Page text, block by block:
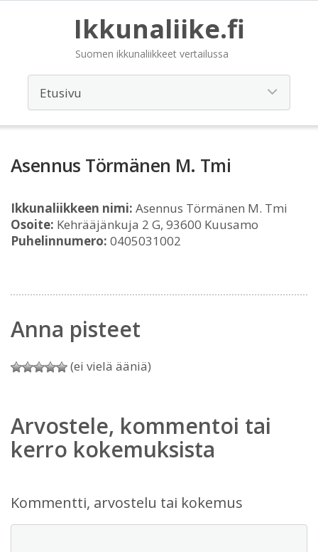
Ikkunaliike.fi
Suomen ikkunaliikkeet vertailussa
Asennus Törmänen M. Tmi
Ikkunaliikkeen nimi: Asennus Törmänen M. Tmi
Osoite: Kehrääjänkuja 2 G, 93600 Kuusamo
Puhelinnumero: 0405031002
Anna pisteet
(ei vielä ääniä)
Arvostele, kommentoi tai
kerro kokemuksista
Kommentti, arvostelu tai kokemus